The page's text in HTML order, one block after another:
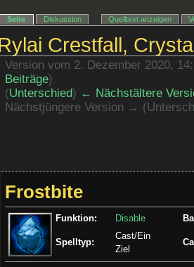
Crestfall,
Version vom 2. Dezember 2020,
Beiträge)
(Unterschied) ← Nächstältere
Nächstjüngere Version →
Frostbite
Funktion: Disable
Spelltyp:
Cast/Ein
Ziel
Seite Diskussion Quelltext anzeigen